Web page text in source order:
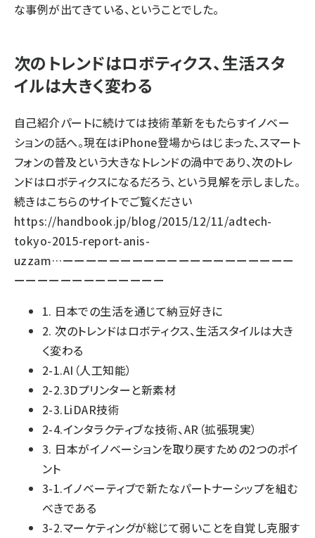
な事例が出てきている、ということでした。
次のトレンドはロボティクス、生活スタ
イルは大きく変わる
自己紹介パートに続けては技術革新をもたらすイノベー
ションの話へ。現在はiPhone登場からはじまった、スマート
フォンの普及という大きなトレンドの渦中であり、次のトレ
ンドはロボティクスになるだろう、という見解を示しました。
続きはこちらのサイトでご覧ください
https://handbook.jp/blog/2015/12/11/adtech-
tokyo-2015-report-anis-
uzzam…ーーーーーーーーーーーーーーーーーーーー
ーーーーーーーーーーーーー
1. 日本での生活を通じて納豆好きに
2. 次のトレンドはロボティクス、生活スタイルは大き
く変わる
2-1.AI（人工知能）
2-2.3Dプリンターと新素材
2-3.LiDAR技術
2-4.インタラクティブな技術、AR（拡張現実）
3. 日本がイノベーションを取り戻すための2つのポイ
ント
3-1.イノベーティブで新たなパートナーシップを組む
べきである
3-2.マーケティングが総じて弱いことを自覚し克服す